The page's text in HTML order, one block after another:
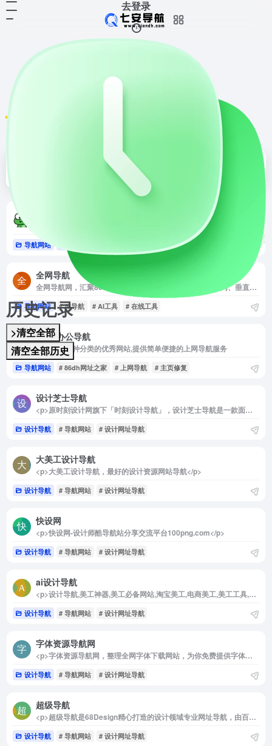
去登录
历史记录
>清空全部
清空全部历史
导航网站
浏览 点赞
导航网站 # 导航网站 # 极简导航
全网导航
全网导航网，汇聚800+优质导航网站入口，包括传统导航网、垂直导航、行业导航、AI导航、地域导航网站，助你一站直达10万+优质网站资源。
导航网站 # AI导航 # AI工具 # 在线工具
86dh办公导航
及时收录各种分类的优秀网站,提供简单便捷的上网导航服务
导航网站 # 86dh网址之家 # 上网导航 # 主页修复
设计芝士导航
<p>原时刻设计网旗下「时刻设计导航」，设计芝士导航是一款面对室内设计师的专用网址导航,集合了常用的全球优秀设计网站及工具,彻底摆脱杂乱不堪的收藏夹,助你快速提高设计效率。</p>
设计导航 # 导航网站 # 设计网址导航
大美工设计导航
<p>大美工设计导航，最好的设计资源网站导航</p>
设计导航 # 导航网站 # 设计网址导航
快设网
<p>快设网-设计师酷导航站分享交流平台100png.com</p>
设计导航 # 导航网站 # 设计网址导航
ai设计导航
<p>设计导航,美工神器,美工必备网站,淘宝美工,电商美工,美工工具,美工导航,美工设计网站等</p>
设计导航 # 导航网站 # 设计网址导航
字体资源导航网
<p>字体资源导航网，整理全网字体下载网站，为你免费提供字体下载资讯及下载网站推荐，造福更多设计师！</p>
设计导航 # 导航网站 # 设计网址导航
超级导航
<p>超级导航是68Design精心打造的设计领域专业网址导航，由百万设计师参与使用、验证的活导航，设计师不仅可以免费创建个人导航，分享自己的收藏夹，还可以在这里发现同行的精选收藏，让每位设计师都能建立、获取适合自己的的网址资源。</p>
设计导航 # 导航网站 # 设计网址导航